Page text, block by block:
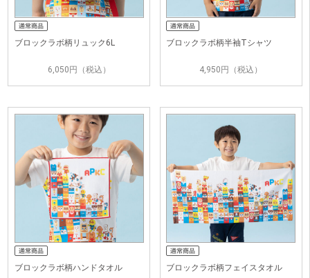
ブロックラボ柄リュック6L
6,050円（税込）
ブロックラボ柄半袖Tシャツ
4,950円（税込）
ブロックラボ柄ハンドタオル ブロックラボ柄フェイスタオル